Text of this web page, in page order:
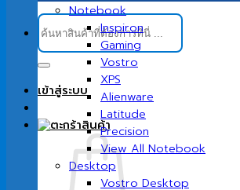
ค้นหา:
เข้าสู่ระบบ
Notebook
Inspiron
Gaming
Vostro
XPS
Alienware
Latitude
Precision
View All Notebook
Desktop
Vostro Desktop